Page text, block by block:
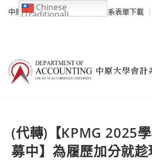
中原大學｜學校行事曆 會計系表單下載 ｜
(代轉)【KPMG 2025
募中】為履歷加分就趁
Chinese
(Traditional)